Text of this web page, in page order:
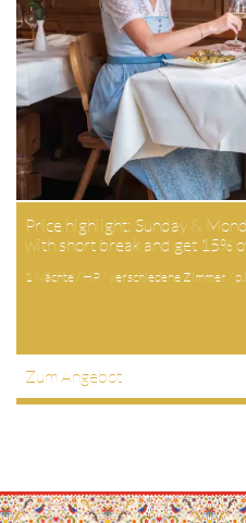
Price highlight: Sunday &
with short break and get 15%
1 Nächte / HP / verschiedene Zimmer /
Zum Angebot